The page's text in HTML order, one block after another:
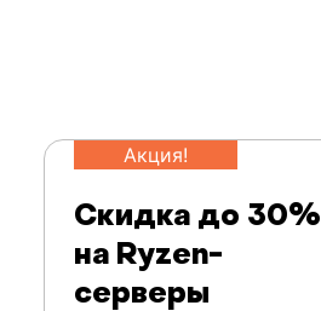
Акция!
Скидка до 30%
на Ryzen-
серверы